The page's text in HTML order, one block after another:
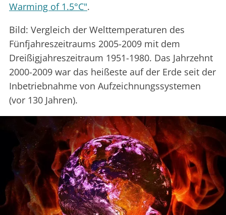
Warming of 1.5°C".
Bild: Vergleich der Welttemperaturen des
Fünfjahreszeitraums 2005-2009 mit dem
Dreißigjahreszeitraum 1951-1980. Das Jahrzehnt
2000-2009 war das heißeste auf der Erde seit der
Inbetriebnahme von Aufzeichnungssystemen
(vor 130 Jahren).